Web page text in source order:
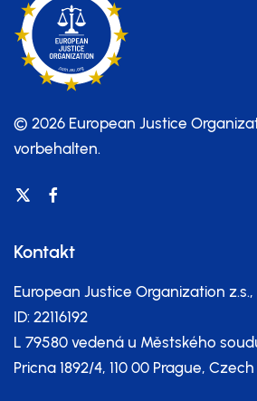
© 2026 European Justice
vorbehalten.
Kontakt
European Justice Organization z.s.,
ID: 22116192
L 79580 vedená u Městského
Pricna 1892/4, 110 00 Prague,